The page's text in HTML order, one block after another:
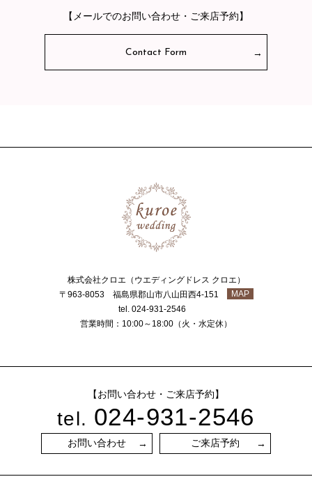
【メールでのお問い合わせ・ご来店予約】
Contact Form
株式会社クロエ（ウエディングドレス クロエ）
〒963-8053 福島県郡山市八山田西4-151
MAP
tel. 024-931-2546
営業時間：10:00～18:00（火・水定休）
【お問い合わせ・ご来店予約】
tel. 024-931-2546
お問い合わせ ご来店予約